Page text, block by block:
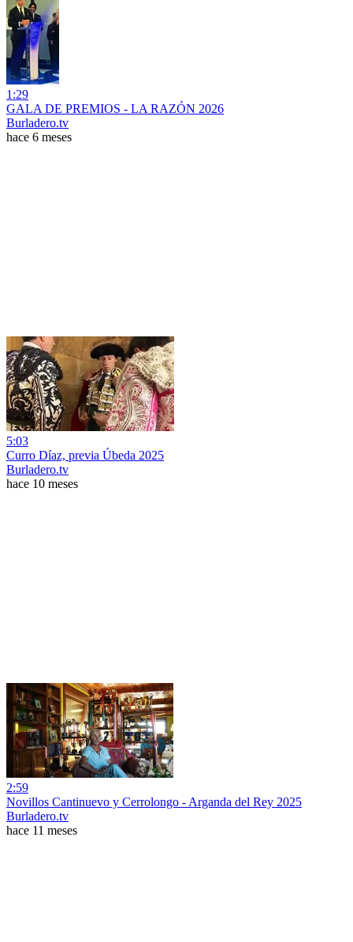
1:29
GALA DE PREMIOS - LA RAZÓN 2026
Burladero.tv
hace 6 meses
5:03
Curro Díaz, previa Úbeda 2025
Burladero.tv
hace 10 meses
2:59
Novillos Cantinuevo y Cerrolongo - Arganda del Rey 2025
Burladero.tv
hace 11 meses